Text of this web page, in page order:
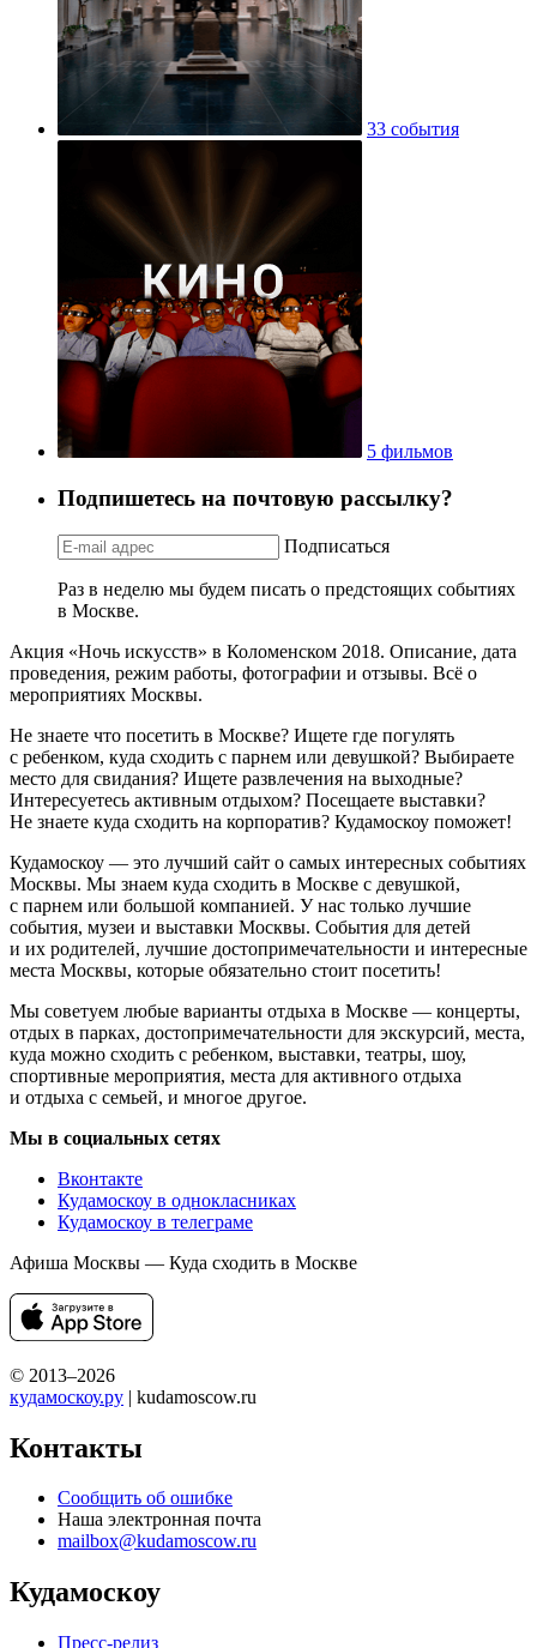
33 события
5 фильмов
Подпишетесь на почтовую рассылку?
Подписаться
Раз в неделю мы будем писать о предстоящих событиях
в Москве.
Акция «Ночь искусств» в Коломенском 2018. Описание, дата
проведения, режим работы, фотографии и отзывы. Всё о
мероприятиях Москвы.
Не знаете что посетить в Москве? Ищете где погулять
с ребенком, куда сходить с парнем или девушкой? Выбираете
место для свидания? Ищете развлечения на выходные?
Интересуетесь активным отдыхом? Посещаете выставки?
Не знаете куда сходить на корпоратив? Кудамоскоу поможет!
Кудамоскоу — это лучший сайт о самых интересных событиях
Москвы. Мы знаем куда сходить в Москве с девушкой,
с парнем или большой компанией. У нас только лучшие
события, музеи и выставки Москвы. События для детей
и их родителей, лучшие достопримечательности и интересные
места Москвы, которые обязательно стоит посетить!
Мы советуем любые варианты отдыха в Москве — концерты,
отдых в парках, достопримечательности для экскурсий, места,
куда можно сходить с ребенком, выставки, театры, шоу,
спортивные мероприятия, места для активного отдыха
и отдыха с семьей, и многое другое.
Мы в социальных сетях
Вконтакте
Кудамоскоу в однокласниках
Кудамоскоу в телеграме
Афиша Москвы — Куда сходить в Москве
© 2013–2026
кудамоскоу.ру | kudamoscow.ru
Контакты
Сообщить об ошибке
Наша электронная почта
mailbox@kudamoscow.ru
Кудамоскоу
Пресс-релиз